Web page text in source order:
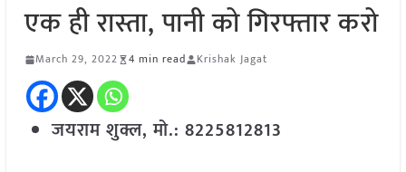
एक ही रास्ता, पानी को गिरफ्तार करो
March 29, 2022 4 min read Krishak Jagat
जयराम शुक्ल, मो.: 8225812813